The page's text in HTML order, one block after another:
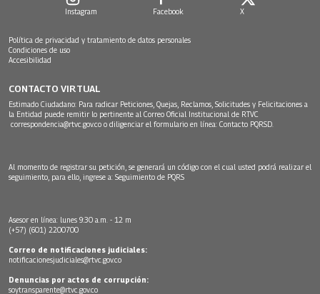
Instagram Facebook X
Política de privacidad y tratamiento de datos personales
Condiciones de uso
Accesibilidad
CONTACTO VIRTUAL
Estimado Ciudadano: Para radicar Peticiones, Quejas, Reclamos, Solicitudes y Felicitaciones a
la Entidad puede remitir lo pertinente al Correo Oficial Institucional de RTVC
correspondencia@rtvc.gov.co o diligenciar el formulario en línea: Contacto PQRSD.
Al momento de registrar su petición, se generará un código con el cual usted podrá realizar el
seguimiento, para ello, ingrese a: Seguimiento de PQRS
Asesor en línea: lunes 9:30 a.m. - 12 m
(+57) (601) 2200700
Correo de notificaciones judiciales:
notificacionesjudiciales@rtvc.gov.co
Denuncias por actos de corrupción:
soytransparente@rtvc.gov.co